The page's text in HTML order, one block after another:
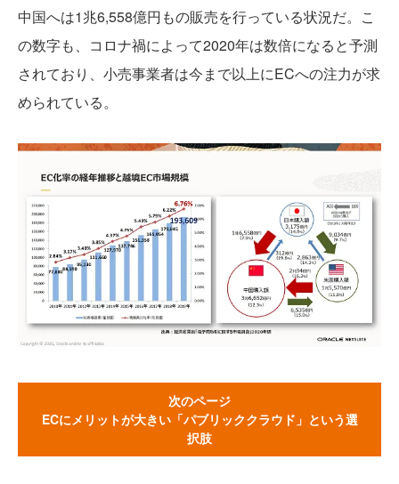
中国へは1兆6,558億円もの販売を行っている状況だ。こ
の数字も、コロナ禍によって2020年は数倍になると予測
されており、小売事業者は今まで以上にECへの注力が求
められている。
次のページ
ECにメリットが大きい「パブリッククラウド」という選
択肢